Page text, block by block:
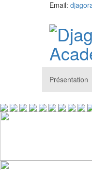
Email:
Présentation